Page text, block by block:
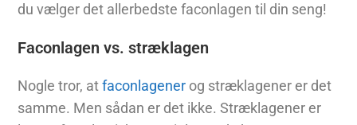
du vælger det allerbedste faconlagen til din seng!
Faconlagen vs. stræklagen
Nogle tror, atfaconlagener og stræklagener er det
samme. Men sådan er det ikke. Stræklagener er